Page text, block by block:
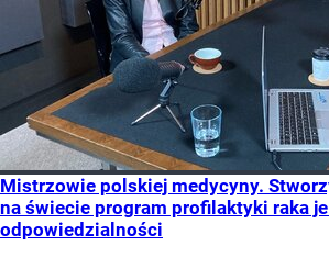
Mistrzowie polskiej medycyny.
na świecie program profilaktyki raka
odpowiedzialności